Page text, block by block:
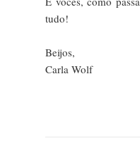
tudo!
Beijos,
Carla Wolf